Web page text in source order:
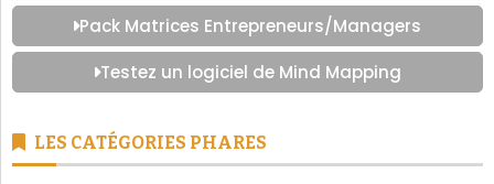
Pack Matrices Entrepreneurs/Managers
Testez un logiciel de Mind Mapping
LES CATÉGORIES PHARES